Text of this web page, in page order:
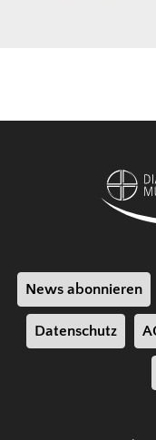
News abonnieren
Datenschutz